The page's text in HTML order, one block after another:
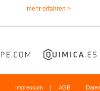
mehr erfahren >
Impressum | AGB |